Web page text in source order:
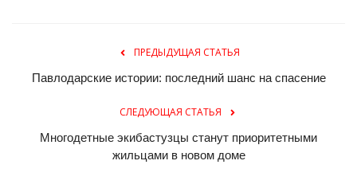
ПРЕДЫДУЩАЯ СТАТЬЯ
Павлодарские истории: последний шанс на спасение
СЛЕДУЮЩАЯ СТАТЬЯ
Многодетные экибастузцы станут приоритетными
жильцами в новом доме